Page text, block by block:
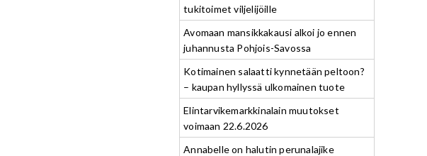
tukitoimet viljelijöille
Avomaan mansikkakausi alkoi jo ennen
juhannusta Pohjois-Savossa
Kotimainen salaatti kynnetään peltoon?
– kaupan hyllyssä ulkomainen tuote
Elintarvikemarkkinalain muutokset
voimaan 22.6.2026
Annabelle on halutin perunalajike